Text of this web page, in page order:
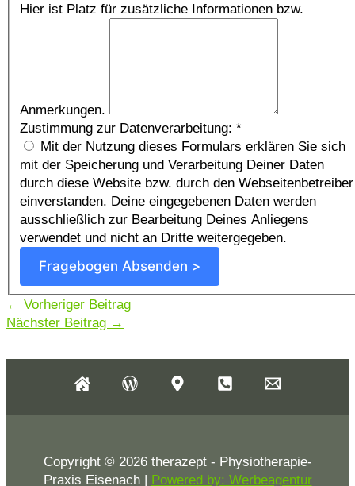
Hier ist Platz für zusätzliche Informationen bzw.
Anmerkungen.
Zustimmung zur Datenverarbeitung: *
Mit der Nutzung dieses Formulars erklären Sie sich
mit der Speicherung und Verarbeitung Deiner Daten
durch diese Website bzw. durch den Webseitenbetreiber
einverstanden. Deine eingegebenen Daten werden
ausschließlich zur Bearbeitung Deines Anliegens
verwendet und nicht an Dritte weitergegeben.
Fragebogen Absenden >
← Vorheriger Beitrag
Nächster Beitrag →
Copyright © 2026 therazept - Physiotherapie-
Praxis Eisenach |
Powered by: Werbeagentur